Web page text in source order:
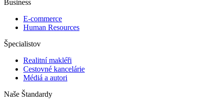
Business
E-commerce
Human Resources
Špecialistov
Realitní makléři
Cestovné kancelárie
Médiá a autori
Naše Štandardy